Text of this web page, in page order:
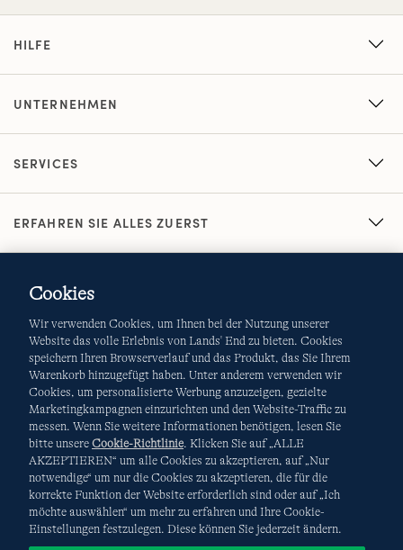
HILFE
UNTERNEHMEN
SERVICES
ERFAHREN SIE ALLES ZUERST
AGB Datenschutz & Sicherheit
Cookies-Ich möchte auswählen Site Map
Internationale Websites
Diese Website ist durch reCAPTCHA geschützt. Es gelten die
DatenschutzerklärungundNutzungsbedingungen
Google.
Cookies
Wir verwenden Cookies, um Ihnen bei der Nutzung unserer
Website das volle Erlebnis von Lands' End zu bieten. Cookies
speichern Ihren Browserverlauf und das Produkt, das Sie Ihrem
Warenkorb hinzugefügt haben. Unter anderem verwenden wir
Cookies, um personalisierte Werbung anzuzeigen, gezielte
Marketingkampagnen einzurichten und den Website-Traffic zu
messen. Wenn Sie weitere Informationen benötigen, lesen Sie
bitte unsere Cookie-Richtlinie. Klicken Sie auf „ALLE
AKZEPTIEREN“ um alle Cookies zu akzeptieren, auf „Nur
notwendige“ um nur die Cookies zu akzeptieren, die für die
korrekte Funktion der Website erforderlich sind oder auf „Ich
möchte auswählen“ um mehr zu erfahren und Ihre Cookie-
Einstellungen festzulegen. Diese können Sie jederzeit ändern.